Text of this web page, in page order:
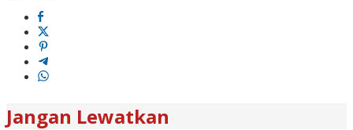
Jangan Lewatkan